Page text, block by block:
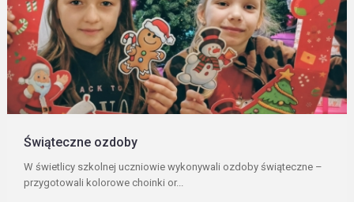
Świąteczne ozdoby
W świetlicy szkolnej uczniowie wykonywali ozdoby świąteczne –
przygotowali kolorowe choinki or...